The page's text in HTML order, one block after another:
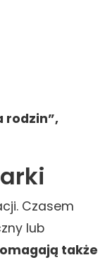
rodzin”,
Czasem
lub
także